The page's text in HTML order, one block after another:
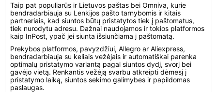
Taip pat populiarūs ir Lietuvos paštas bei Omniva, kurie
bendradarbiauja su Lenkijos pašto tarnybomis ir kitais
partneriais, kad siuntos būtų pristatytos tiek į paštomatus,
tiek nurodytu adresu. Dažnai naudojamos ir tokios platformos
kaip InPost, ypač jei siunta išsiunčiama į paštomatą.
Prekybos platformos, pavyzdžiui, Allegro ar Aliexpress,
bendradarbiauja su keliais vežėjais ir automatiškai parenka
optimalų pristatymo variantą pagal siuntos dydį, svorį bei
gavėjo vietą. Renkantis vežėją svarbu atkreipti dėmesį į
pristatymo laiką, siuntos sekimo galimybes ir papildomas
paslaugas.